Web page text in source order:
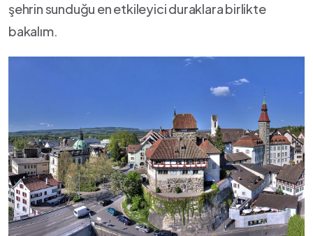
şehrin sunduğu en etkileyici duraklara birlikte
bakalım.